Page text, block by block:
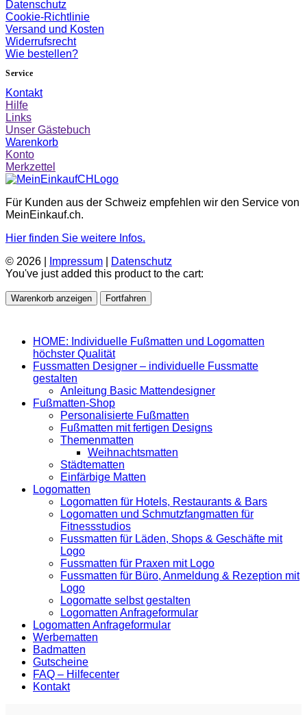
Datenschutz
Cookie-Richtlinie
Versand und Kosten
Widerrufsrecht
Wie bestellen?
Service
Kontakt
Hilfe
Links
Unser Gästebuch
Warenkorb
Konto
Merkzettel
Für Kunden aus der Schweiz empfehlen wir den Service von
MeinEinkauf.ch.
Hier finden Sie weitere Infos.
© 2026 |
Impressum
Datenschutz
You've just added this product to the cart:
Warenkorb anzeigen Fortfahren
HOME: Individuelle Fußmatten und Logomatten
höchster Qualität
Fussmatten Designer – individuelle Fussmatte
gestalten
Anleitung Basic Mattendesigner
Fußmatten-Shop
Personalisierte Fußmatten
Fußmatten mit fertigen Designs
Themenmatten
Weihnachtsmatten
Städtematten
Einfärbige Matten
Logomatten
Logomatten für Hotels, Restaurants & Bars
Logomatten und Schmutzfangmatten für
Fitnessstudios
Fussmatten für Läden, Shops & Geschäfte mit
Logo
Fussmatten für Praxen mit Logo
Fussmatten für Büro, Anmeldung & Rezeption mit
Logo
Logomatte selbst gestalten
Logomatten Anfrageformular
Logomatten Anfrageformular
Werbematten
Badmatten
Gutscheine
FAQ – Hilfecenter
Kontakt